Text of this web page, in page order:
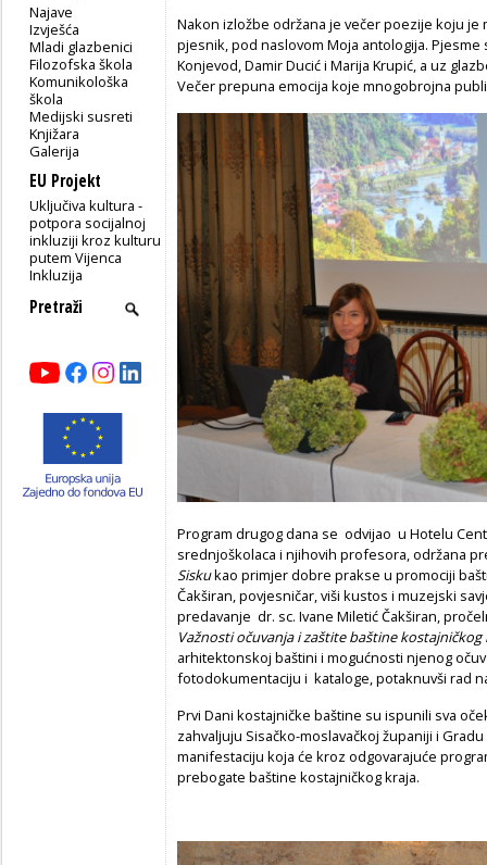
Najave
Izvješća
Mladi glazbenici
Filozofska škola
Komunikološka
škola
Medijski susreti
Knjižara
Galerija
EU Projekt
Uključiva kultura -
potpora socijalnoj
inkluziji kroz kulturu
putem Vijenca
Inkluzija
Nakon izložbe održana je večer poezije koju
pjesnik, pod naslovom Moja antologija.
Konjevod, Damir Ducić i Marija Krupić, a uz
Večer prepuna emocija koje mnogobrojna
Program drugog dana se odvijao u Hotelu
srednjoškolaca i njihovih profesora, održana
Siskukao primjer dobre prakse u promociji
Čakširan, povjesničar, viši kustos i muzejski
predavanje dr. sc. Ivane Miletić Čakširan,
Važnosti očuvanja i zaštite baštine
arhitektonskoj baštini i mogućnosti njenog
fotodokumentaciju i kataloge, potaknuvši rad
Prvi Dani kostajničke baštine su ispunili sva
zahvaljuju Sisačko-moslavačkoj županiji i
manifestaciju koja će kroz odgovarajuće
prebogate baštine kostajničkog kraja.